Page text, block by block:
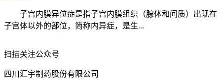
子宫内膜异位症是指子宫内膜组织（腺体和间质）出现在
子宫体以外的部位，简称内异症，是生...
扫描关注公众号
四川汇宇制药股份有限公司